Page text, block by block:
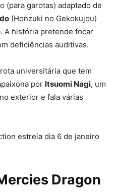
(para garotas) adaptado de
(Honzuki no Gekokujou)
. A história pretende focar
deficiências auditivas.
universitária que tem
por Itsuomi Nagi, um
exterior e fala várias
estreia dia 6 de janeiro
Dragon